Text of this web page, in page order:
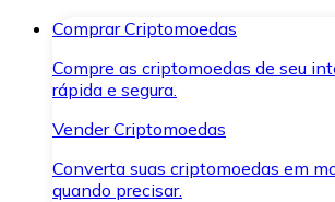
Comprar Criptomoedas
Compre as criptomoedas de seu
rápida e segura.
Vender Criptomoedas
Converta suas criptomoedas em
quando precisar.